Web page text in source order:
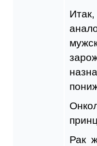
Рак